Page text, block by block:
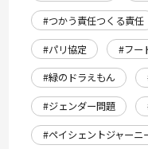
#つかう責任つくる責任
#パリ協定
#フー
#緑のドラえもん
#ジェンダー問題
#ペイシェントジャーニ